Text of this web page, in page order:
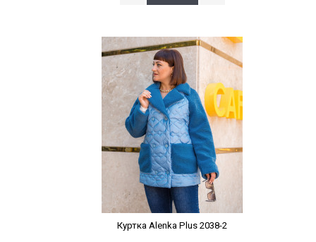
Наклейки Варіант з %
Куртка Alenka Plus 2038-2